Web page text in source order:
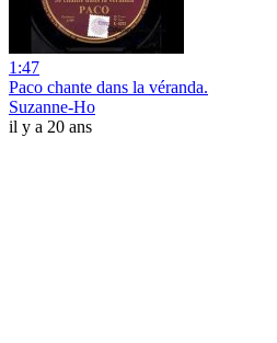
1:47
Paco chante dans la véranda.
Suzanne-Ho
il y a 20 ans